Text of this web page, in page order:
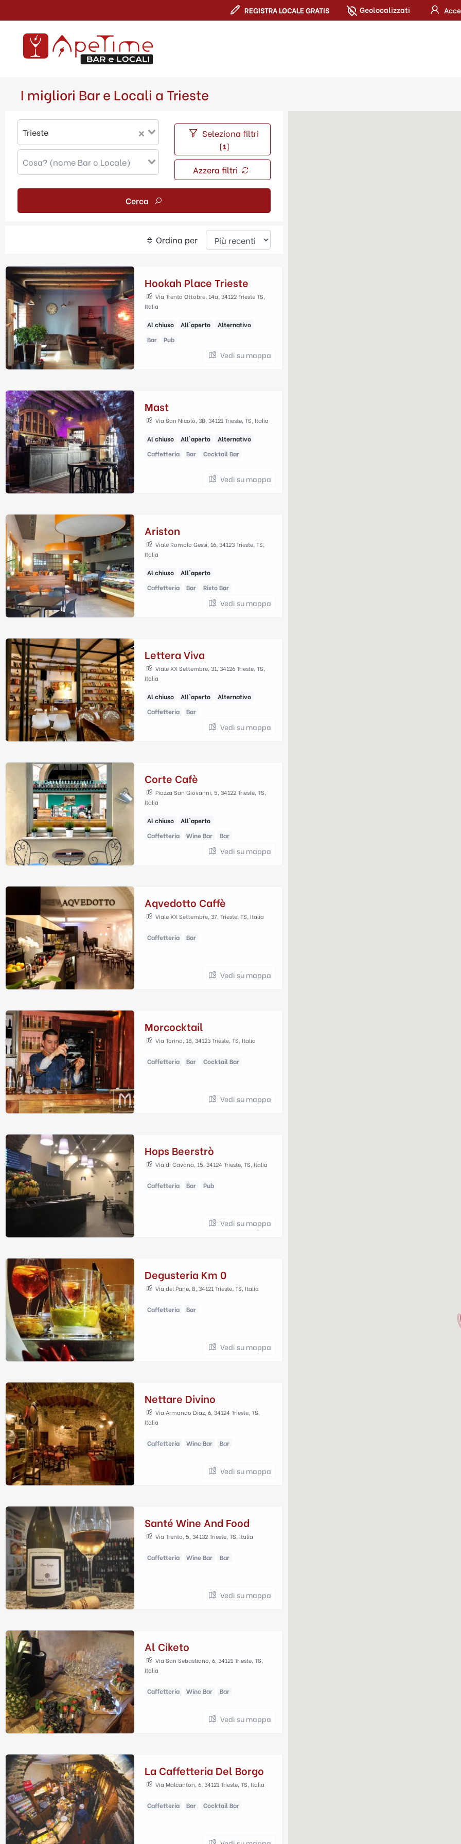
REGISTRA LOCALE GRATIS Geolocalizzati
I migliori Bar e Locali a Trieste
Trieste Seleziona filtri
[1]
Azzera filtri
Cerca
Ordina per
Hookah Place Trieste
Via Trenta Ottobre, 14a, 34122 Trieste TS,
Italia
Al chiuso All'aperto
Alternativo
Bar
Pub
Vedi su mappa
Mast
Via San Nicolò, 3B, 34121 Trieste, TS, Italia
Al chiuso All'aperto
Alternativo
Caffetteria
Bar Cocktail Bar
Vedi su mappa
Ariston
Viale Romolo Gessi, 16, 34123 Trieste, TS,
Italia
Al chiuso
All'aperto
Caffetteria
Bar Risto Bar
Vedi su mappa
Lettera Viva
Viale XX Settembre, 31, 34126 Trieste, TS,
Italia
Al chiuso All'aperto
Alternativo
Caffetteria
Bar
Vedi su mappa
Corte Cafè
Piazza San Giovanni, 5, 34122 Trieste, TS,
Italia
Al chiuso
All'aperto
Caffetteria
Wine Bar Bar
Vedi su mappa
Aqvedotto Caffè
Viale XX Settembre, 37, Trieste, TS, Italia
Caffetteria Bar
Vedi su mappa
Morcocktail
Via Torino, 18, 34123 Trieste, TS, Italia
Caffetteria Bar Cocktail Bar
Vedi su mappa
Hops Beerstrò
Via di Cavana, 15, 34124 Trieste, TS, Italia
Caffetteria Bar Pub
Vedi su mappa
Degusteria Km 0
Via del Pane, 8, 34121 Trieste, TS, Italia
Caffetteria Bar
Vedi su mappa
Nettare Divino
Via Armando Diaz, 6, 34124 Trieste, TS,
Italia
Caffetteria Wine Bar Bar
Vedi su mappa
Santé Wine And Food
Via Trento, 5, 34132 Trieste, TS, Italia
Caffetteria Wine Bar Bar
Vedi su mappa
Al Ciketo
Via San Sebastiano, 6, 34121 Trieste, TS,
Italia
Caffetteria Wine Bar Bar
Vedi su mappa
La Caffetteria Del Borgo
Via Malcanton, 6, 34121 Trieste, TS, Italia
Caffetteria Bar Cocktail Bar